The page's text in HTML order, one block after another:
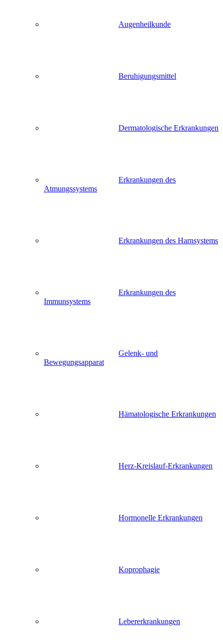
Augenheilkunde
Beruhigungsmittel
Dermatologische Erkrankungen
Erkrankungen des
Atmungssystems
Erkrankungen des Harnsystems
Erkrankungen des
Immunsystems
Gelenk- und
Bewegungsapparat
Hämatologische Erkrankungen
Herz-Kreislauf-Erkrankungen
Hormonelle Erkrankungen
Koprophagie
Lebererkrankungen